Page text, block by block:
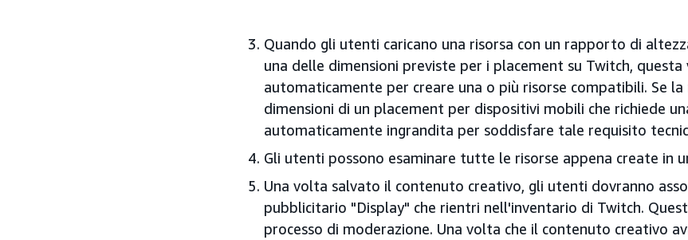
Quando gli utenti caricano una risorsa con un rapporto di
una delle dimensioni previste per i placement su Twitch,
automaticamente per creare una o più risorse compatibili. Se la
dimensioni di un placement per dispositivi mobili che richiede
automaticamente ingrandita per soddisfare tale requisito
Gli utenti possono esaminare tutte le risorse appena create in
Una volta salvato il contenuto creativo, gli utenti dovranno
pubblicitario "Display" che rientri nell'inventario di Twitch.
processo di moderazione. Una volta che il contenuto creativo